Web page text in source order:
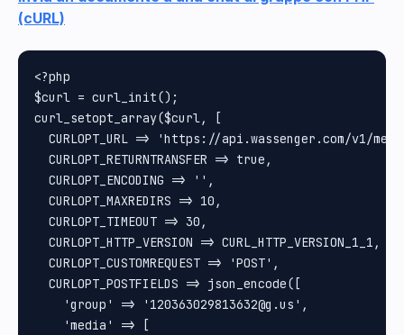
(cURL)
<?php
$curl = curl_init();
curl_setopt_array($curl, [
CURLOPT_URL => 'https://api.wassenger.com/v1/
  CURLOPT_RETURNTRANSFER => true,
  CURLOPT_ENCODING => '',
  CURLOPT_MAXREDIRS => 10,
  CURLOPT_TIMEOUT => 30,
  CURLOPT_HTTP_VERSION => CURL_HTTP_VERSION_1_1,
  CURLOPT_CUSTOMREQUEST => 'POST',
  CURLOPT_POSTFIELDS => json_encode([
    'group' => '120363029813632@g.us',
    'media' => [